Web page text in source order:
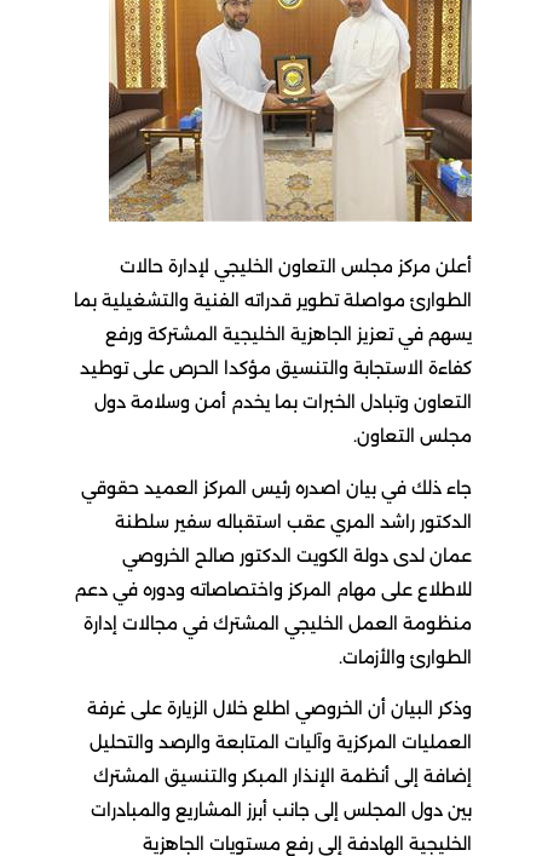
أعلن مركز مجلس التعاون الخليجي لإدارة حالات
الطوارئ مواصلة تطوير قدراته الفنية والتشغيلية بما
يسهم في تعزيز الجاهزية الخليجية المشتركة ورفع
كفاءة الاستجابة والتنسيق مؤكدا الحرص على توطيد
التعاون وتبادل الخبرات بما يخدم أمن وسلامة دول
مجلس التعاون.
جاء ذلك في بيان اصدره رئيس المركز العميد حقوقي
الدكتور راشد المري عقب استقباله سفير سلطنة
عمان لدى دولة الكويت الدكتور صالح الخروصي
للاطلاع على مهام المركز واختصاصاته ودوره في دعم
منظومة العمل الخليجي المشترك في مجالات إدارة
الطوارئ والأزمات.
وذكر البيان أن الخروصي اطلع خلال الزيارة على غرفة
العمليات المركزية وآليات المتابعة والرصد والتحليل
إضافة إلى أنظمة الإنذار المبكر والتنسيق المشترك
بين دول المجلس إلى جانب أبرز المشاريع والمبادرات
الخليجية الهادفة إلى رفع مستويات الجاهزية